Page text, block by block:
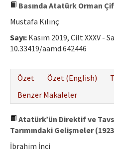
Basında Atatürk Orman
Mustafa Kılınç
Sayı: Kasım 2019, Cilt XXXV -
10.33419/aamd.642446
Özet
Özet (English)
Benzer Makaleler
Atatürk’ün Direktif ve
Tarımındaki Gelişmeler
İbrahim İnci